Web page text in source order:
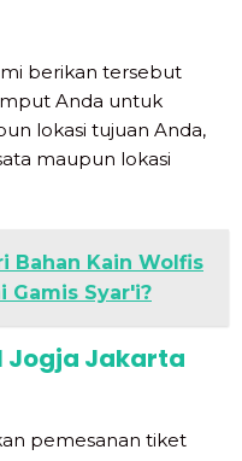
berikan tersebut
Anda untuk
lokasi tujuan Anda,
maupun lokasi
Bahan Kain Wolfis
Gamis Syar'i?
Jogja Jakarta
pemesanan tiket